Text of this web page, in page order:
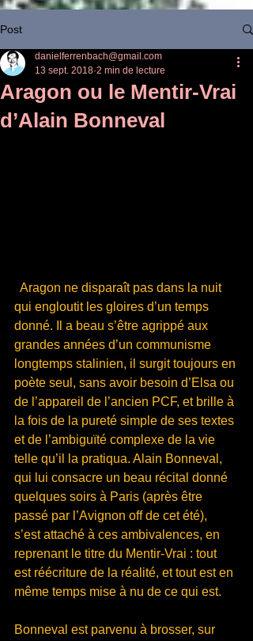
Post
Aragon ou le Mentir-Vrai
d’Alain Bonneval
danielferrenbach@gmail.com
13 sept. 2018 2 min de lecture
Aragon ne disparaît pas dans la nuit
qui engloutit les gloires d’un temps
donné. Il a beau s’être agrippé aux
grandes années d’un communisme
longtemps stalinien, il surgit toujours en
poète seul, sans avoir besoin d’Elsa ou
de l’appareil de l’ancien PCF, et brille à
la fois de la pureté simple de ses textes
et de l’ambiguïté complexe de la vie
telle qu’il la pratiqua. Alain Bonneval,
qui lui consacre un beau récital donné
quelques soirs à Paris (après être
passé par l’Avignon off de cet été),
s’est attaché à ces ambivalences, en
reprenant le titre du Mentir-Vrai : tout
est réécriture de la réalité, et tout est en
même temps mise à nu de ce qui est.
Bonneval est parvenu à brosser, sur